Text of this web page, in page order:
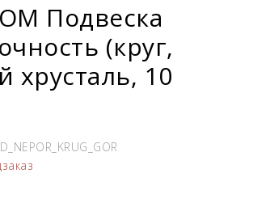
Подвеска
(круг,
хрусталь, 10